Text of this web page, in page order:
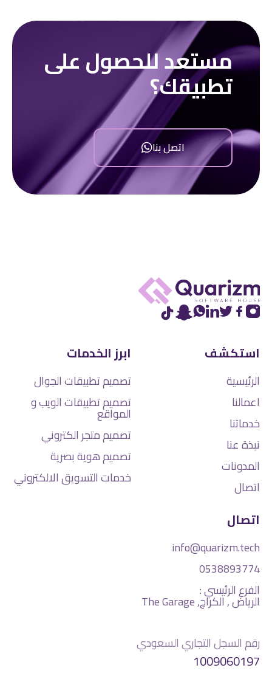
مستعد للحصول على
تطبيقك؟
اتصل بنا
استكشف
الرئيسية
اعمالنا
خدماتنا
نبذة عنا
المدونات
اتصال
ابرز الخدمات
تصميم تطبيقات الجوال
تصميم تطبيقات الويب و
المواقع
تصميم متجر الكتروني
تصميم هوية بصرية
خدمات التسويق الالكتروني
اتصال
info@quarizm.tech
0538893774
الفرع الرئيسي :
الرياض , الكراچ, The Garage
رقم السجل التجاري السعودي
1009060197